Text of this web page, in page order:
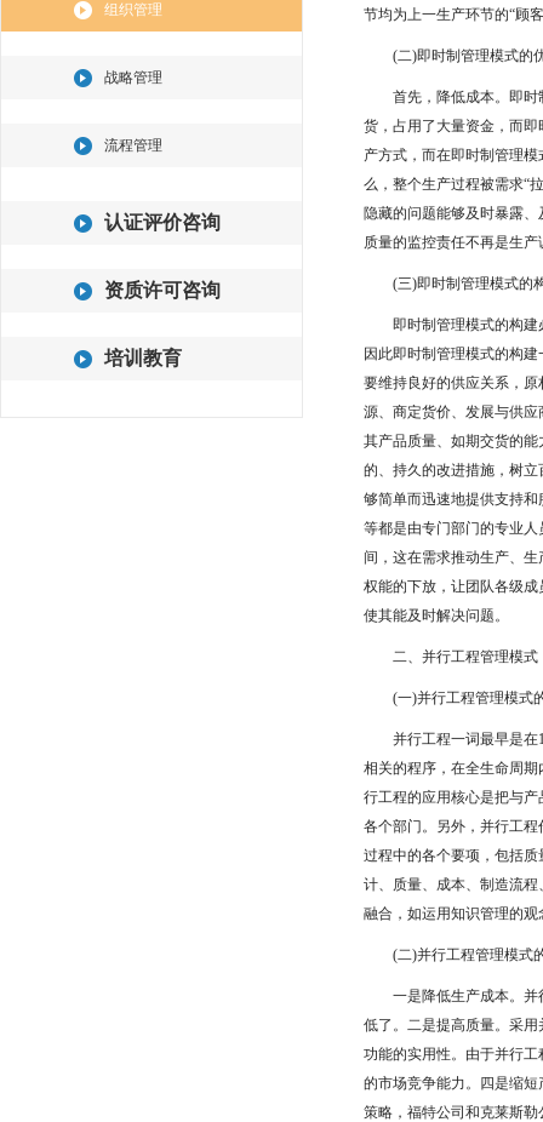
组织管理
战略管理
流程管理
认证评价咨询
资质许可咨询
培训教育
节均为上一生产环节的“顾
(二)即时制管理模式的
首先，降低成本。即时制
货，占用了大量资金，而
产方式，而在即时制管理
么，整个生产过程被需求“
隐藏的问题能够及时暴露
质量的监控责任不再是生
(三)即时制管理模式的
即时制管理模式的构建必
因此即时制管理模式的构
要维持良好的供应关系，
源、商定货价、发展与供
其产品质量、如期交货的
的、持久的改进措施，树
够简单而迅速地提供支持
等都是由专门部门的专业
间，这在需求推动生产、
权能的下放，让团队各级
使其能及时解决问题。
二、并行工程管理模式
(一)并行工程管理模式
并行工程一词最早是在
相关的程序，在全生命周
行工程的应用核心是把与
各个部门。另外，并行工
过程中的各个要项，包括
计、质量、成本、制造流
融合，如运用知识管理的
(二)并行工程管理模式
一是降低生产成本。并行
低了。二是提高质量。采
功能的实用性。由于并行
的市场竞争能力。四是缩
策略，福特公司和克莱斯